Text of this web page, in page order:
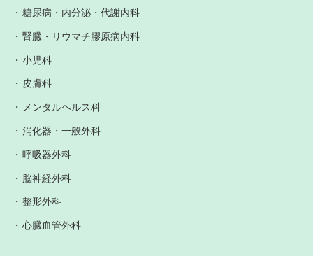
糖尿病・内分泌・代謝内科
腎臓・リウマチ膠原病内科
小児科
皮膚科
メンタルヘルス科
消化器・一般外科
呼吸器外科
脳神経外科
整形外科
心臓血管外科